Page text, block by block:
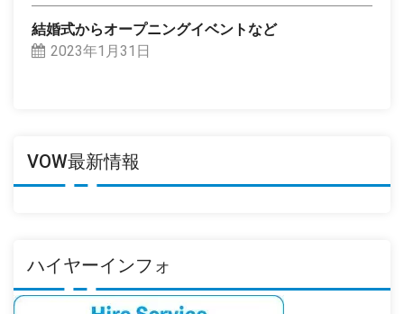
結婚式からオープニングイベントなど
2023年1月31日
VOW最新情報
ハイヤーインフォ